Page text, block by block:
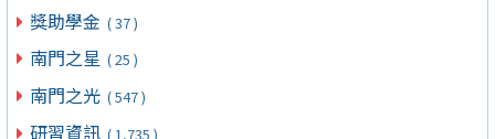
獎助學金 ( 37 )
南門之星 ( 25 )
南門之光 ( 547 )
研習資訊 ( 1,735 )